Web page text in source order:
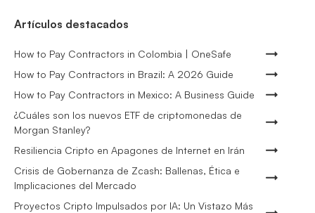
Artículos destacados
How to Pay Contractors in Colombia | OneSafe
How to Pay Contractors in Brazil: A 2026 Guide
How to Pay Contractors in Mexico: A Business Guide
¿Cuáles son los nuevos ETF de criptomonedas de
Morgan Stanley?
Resiliencia Cripto en Apagones de Internet en Irán
Crisis de Gobernanza de Zcash: Ballenas, Ética e
Implicaciones del Mercado
Proyectos Cripto Impulsados por IA: Un Vistazo Más